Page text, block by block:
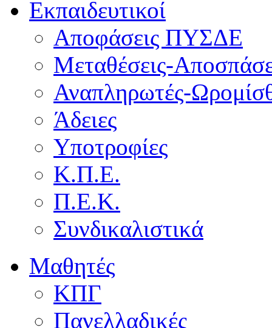
Εκπαιδευτικοί
Αποφάσεις ΠΥΣΔΕ
Μεταθέσεις-
Αναπληρωτές-
Άδειες
Υποτροφίες
Κ.Π.Ε.
Π.Ε.Κ.
Συνδικαλιστικά
Μαθητές
ΚΠΓ
Πανελλαδικές